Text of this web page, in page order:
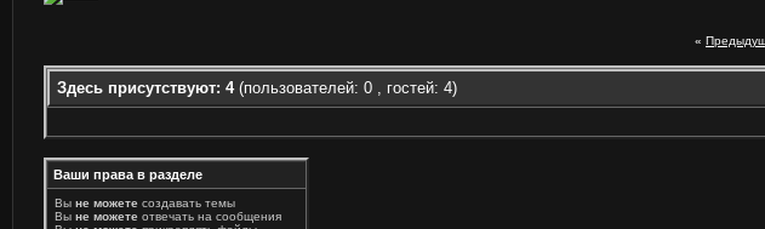
«
Здесь присутствуют: 4 (пользователей: 0 , гостей: 4)
Ваши права в разделе
Вы не можете создавать темы
Вы не можете отвечать на сообщения